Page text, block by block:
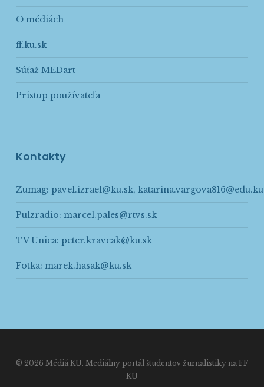
O médiách
ff.ku.sk
Súťaž MEDart
Prístup používateľa
Kontakty
Zumag: pavel.izrael@ku.sk,
Pulzradio: marcel.pales@rtvs.sk
TV Unica: peter.kravcak@ku.sk
Fotka: marek.hasak@ku.sk
© 2026 Médiá KU. Mediálny portál študentov žurnalistiky na FF
KU